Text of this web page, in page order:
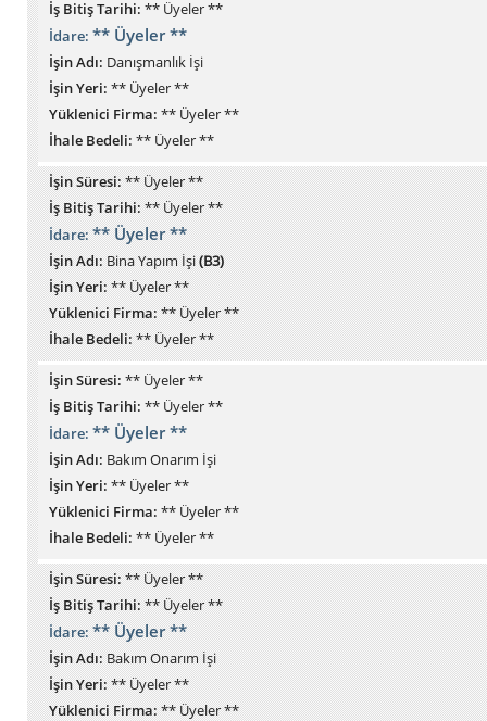
İş Bitiş Tarihi: ** Üyeler **
İdare: ** Üyeler **
İşin Adı: Danışmanlık İşi
İşin Yeri: ** Üyeler **
Yüklenici Firma: ** Üyeler **
İhale Bedeli: ** Üyeler **
İşin Süresi:** Üyeler **
İş Bitiş Tarihi:** Üyeler **
İdare:** Üyeler **
İşin Adı:Bina Yapım İşi(B3)
İşin Yeri:** Üyeler **
Yüklenici Firma:** Üyeler **
İhale Bedeli:** Üyeler **
İşin Süresi: ** Üyeler **
İş Bitiş Tarihi: ** Üyeler **
İdare: ** Üyeler **
İşin Adı: Bakım Onarım İşi
İşin Yeri: ** Üyeler **
Yüklenici Firma: ** Üyeler **
İhale Bedeli: ** Üyeler **
İşin Süresi:** Üyeler **
İş Bitiş Tarihi:** Üyeler **
İdare:** Üyeler **
İşin Adı:Bakım Onarım İşi
İşin Yeri:** Üyeler **
Yüklenici Firma:** Üyeler **